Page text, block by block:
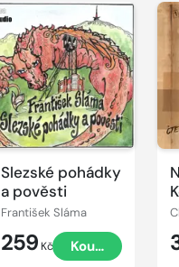
Slezské pohádky
a pověsti
František Sláma
259 Kč Koupit
Přehrát
ukázku